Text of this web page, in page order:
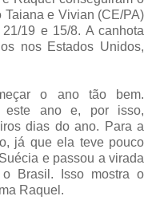
e Vivian (CE/PA)
19 e 15/8. A canhota
nos Estados Unidos,
o ano tão bem.
este ano e, por isso,
dias do ano. Para a
já que ela teve pouco
e passou a virada
Brasil. Isso mostra o
Raquel.